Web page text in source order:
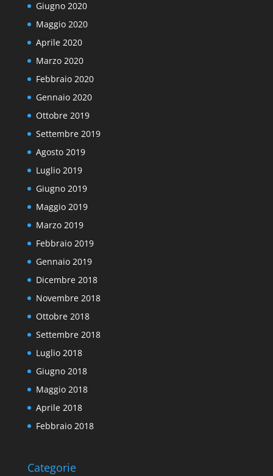
Giugno 2020
Maggio 2020
Aprile 2020
Marzo 2020
Febbraio 2020
Gennaio 2020
Ottobre 2019
Settembre 2019
Agosto 2019
Luglio 2019
Giugno 2019
Maggio 2019
Marzo 2019
Febbraio 2019
Gennaio 2019
Dicembre 2018
Novembre 2018
Ottobre 2018
Settembre 2018
Luglio 2018
Giugno 2018
Maggio 2018
Aprile 2018
Febbraio 2018
Categorie